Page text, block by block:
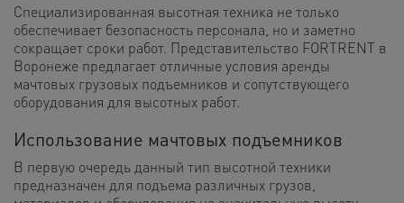
Специализированная высотная техника не только
обеспечивает безопасность персонала, но и заметно
сокращает сроки работ. Представительство FORTRENT в
Воронеже предлагает отличные условия аренды
мачтовых грузовых подъемников и сопутствующего
оборудования для высотных работ.
Использование мачтовых подъемников
В первую очередь данный тип высотной техники
предназначен для подъема различных грузов,